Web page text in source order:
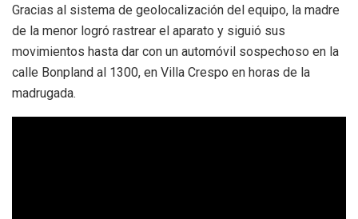
Gracias al sistema de geolocalización del equipo, la madre
de la menor logró rastrear el aparato y siguió sus
movimientos hasta dar con un automóvil sospechoso en la
calle Bonpland al 1300, en Villa Crespo en horas de la
madrugada.